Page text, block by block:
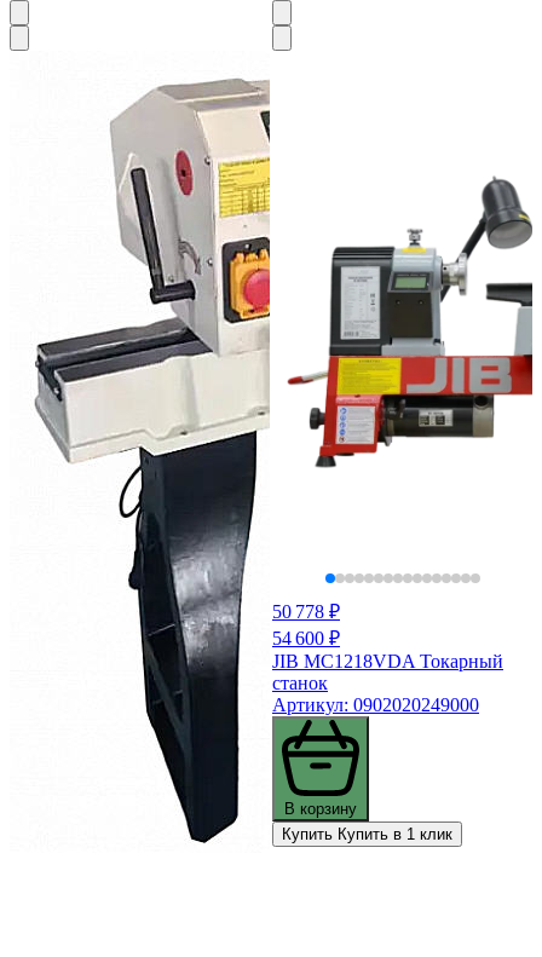
50 778 ₽
54 600 ₽
JIB MC1218VDA Токарный
станок
Артикул: 0902020249000
В корзину
Купить Купить в 1 клик